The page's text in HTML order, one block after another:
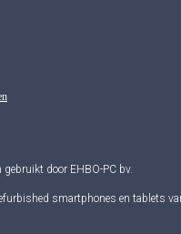
gebruikt door EHBO-PC bv.
smartphones en tablets